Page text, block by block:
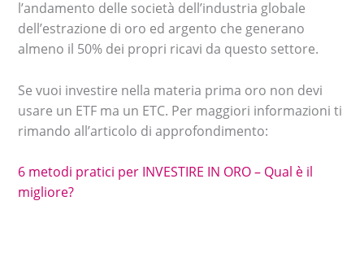
l’andamento delle società dell’industria globale
dell’estrazione di oro ed argento che generano
almeno il 50% dei propri ricavi da questo settore.
Se vuoi investire nella materia prima oro non devi
usare un ETF ma un ETC. Per maggiori informazioni ti
rimando all’articolo di approfondimento:
6 metodi pratici per INVESTIRE IN ORO – Qual è il
migliore?